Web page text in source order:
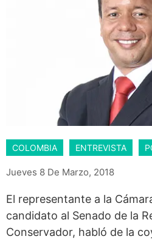
COLOMBIA ENTREVISTA
Jueves 8 De Marzo, 2018
El representante a la
candidato al Senado de la
Conservador, habló de la